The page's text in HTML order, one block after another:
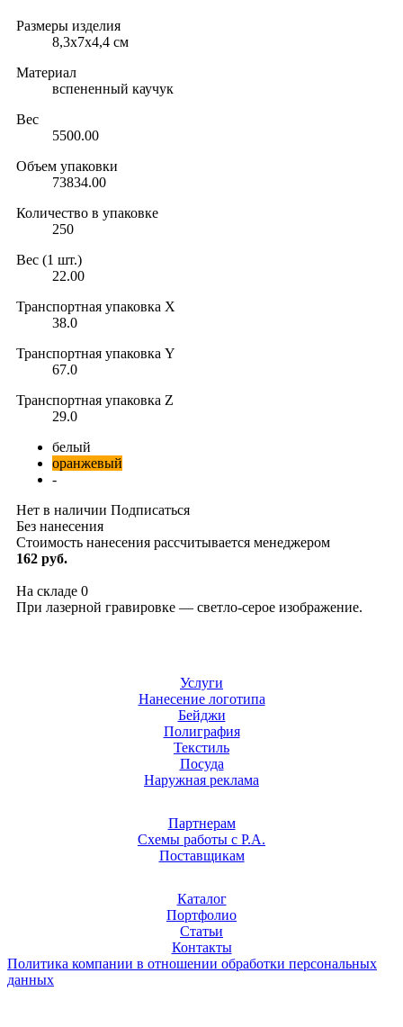
Размеры изделия
8,3х7х4,4 см
Материал
вспененный каучук
Вес
5500.00
Объем упаковки
73834.00
Количество в упаковке
250
Вес (1 шт.)
22.00
Транспортная упаковка X
38.0
Транспортная упаковка Y
67.0
Транспортная упаковка Z
29.0
белый
оранжевый
-
Нет в наличии Подписаться
Без нанесения
Стоимость нанесения рассчитывается менеджером
162 руб.
На складе 0
При лазерной гравировке — светло-серое изображение.
Услуги
Нанесение логотипа
Бейджи
Полиграфия
Текстиль
Посуда
Наружная реклама
Партнерам
Схемы работы с Р.А.
Поставщикам
Каталог
Портфолио
Статьи
Контакты
Политика компании в отношении обработки персональных
данных